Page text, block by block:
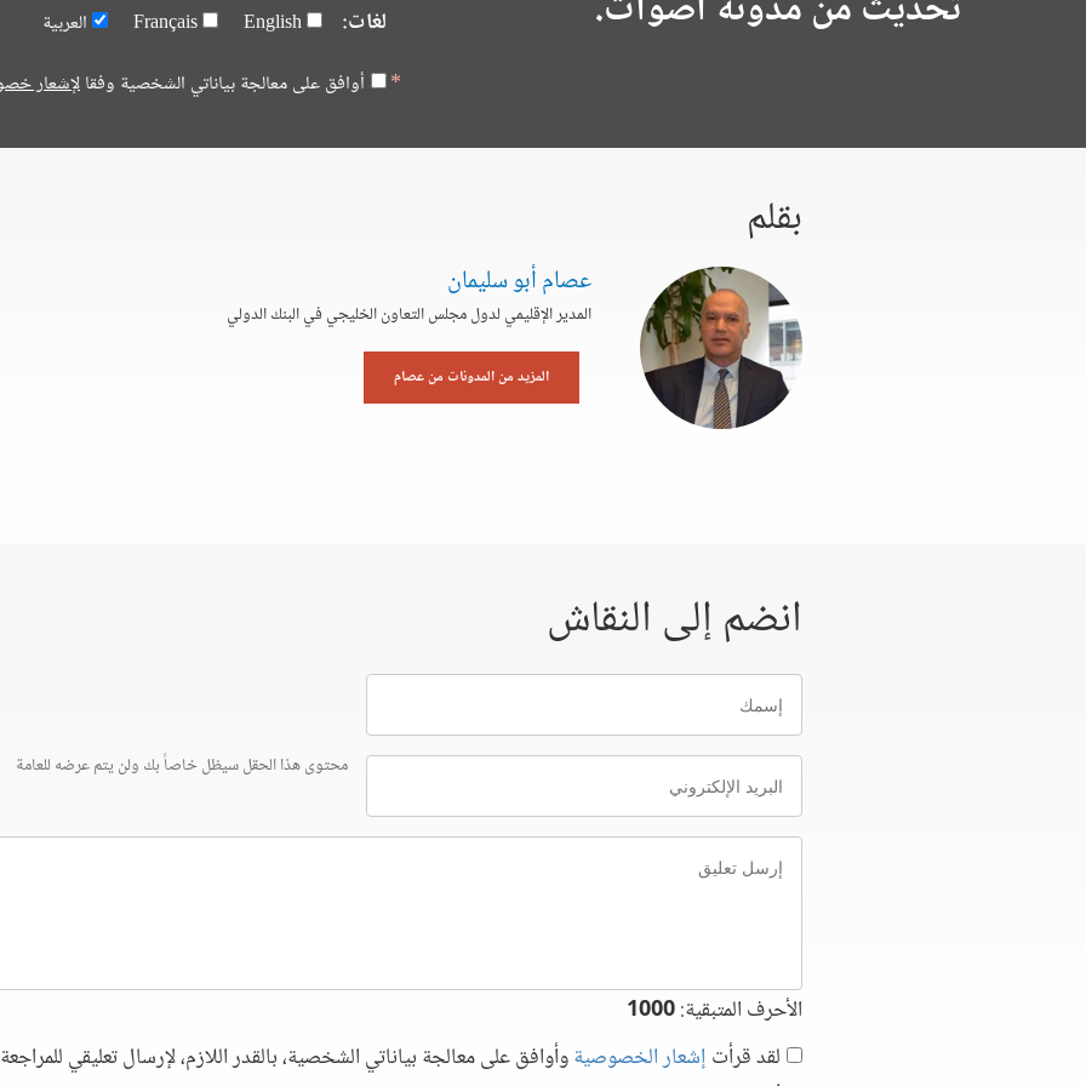
لغات: English
Français
العربية
أوافق على معالجة بياناتي الشخصية وفقالإشعار
بقلم
عصام أبو سليمان
المدير الإقليمي لدول مجلس التعاون الخليجي في البنك الدولي
المزيد من المدونات من عصام
انضم إلى النقاش
إسمك
البريد
الإلكتروني
محتوى هذا الحقل سيظل خاصاً بك ولن يتم عرضه للعامة
إرسل
تعليق
الأحرف المتبقية:1000
لقد قرأت إشعار الخصوصيةوأوافق على معالجة بياناتي الشخصية، بالقدر اللازم، لإرسال تعليقي